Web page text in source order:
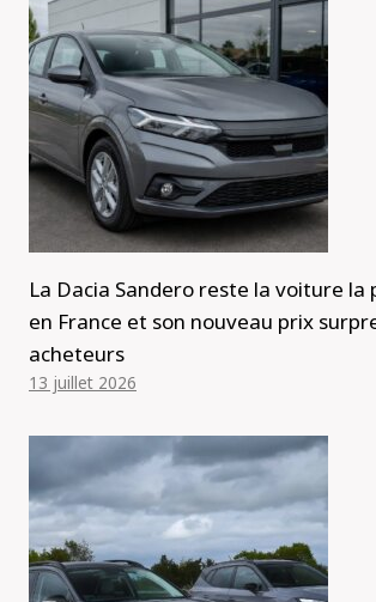
La Dacia Sandero reste la voiture la
en France et son nouveau prix
acheteurs
13 juillet 2026